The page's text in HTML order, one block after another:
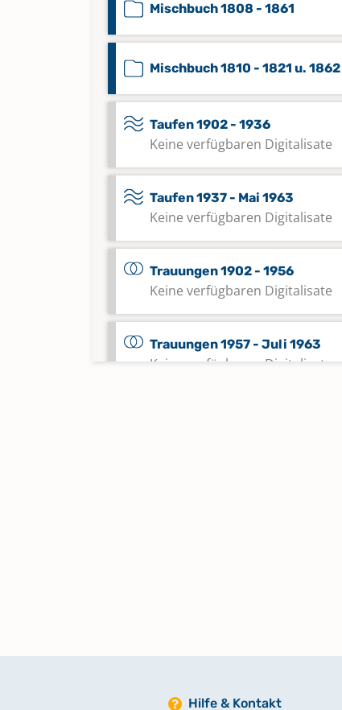
Mischbuch 1808 - 1861
Mischbuch 1810 - 1821 u.
Taufen 1902 - 1936
Keine verfügbaren Digitalisate
Taufen 1937 - Mai 1963
Keine verfügbaren Digitalisate
Trauungen 1902 - 1956
Keine verfügbaren Digitalisate
Trauungen 1957 - Juli 1963
Keine verfügbaren Digitalisate
Hilfe & Kontakt